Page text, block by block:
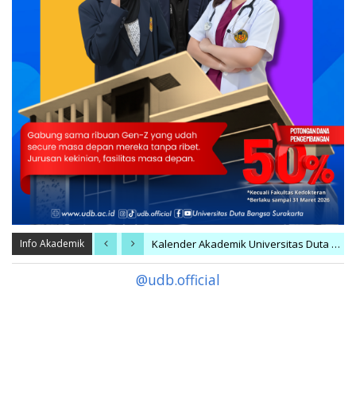
Info Akademik Rujukan Jurnal Bereputasi Internasional dari Berbagai Bidang Ilmu
@udb.official